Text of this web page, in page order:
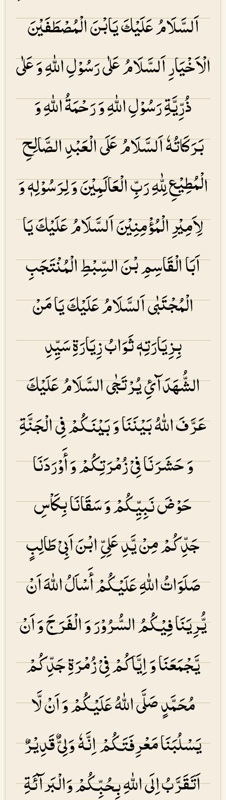
اَلسَّلَامُ عَلَیْكَ یَابْنَ الْمُصْطَفَیْنَ
الْاَخْیَارِ اَلسَّلَامُ عَلٰی رَسُوْلِ اللهِ وَ عَلٰی
ذُرِّیَّۃِ رَسُوْلِ اللهِ وَ رَحْمَۃُ اللهِ وَ
بَرَكَاتُهٗ اَلسَّلَامُ عَلَی الْعَبْدِ الصَّالِحِ
الْمُطِیْعِ لِلّٰهِ رَبِّ الْعَالَمِیْنَ وَ لِرَسُوْلِهٖ وَ
لِاَمِیْرِ الْمُؤْمِنِیْنَ اَلسَّلَامُ عَلَیْكَ یَا
اَبَا الْقَاسِمِ بْنَ السِّبْطِ الْمُنْتَجَبِ
الْمُجْتَبٰی اَلسَّلَامُ عَلَیْكَ یَا مَنْ
بِزِیَارَتِهٖ ثَوَابُ زِیَارَۃِ سَیِّدِ
الشُّهَدَآئِ یُرْتَجٰی السَّلَامُ عَلَیْكَ
عَرَّفَ اللهُ بَیْنَنَا وَ بَیْنَكُمْ فِی الْجَنَّۃِ
وَ حَشَرَنَا فِیْ زُمْرَتِكُمْ وَ أَوْرَدَنَا
حَوْضَ نَبِیِّكُمْ وَ سَقَانَا بِكَاْسِ
جَدِّكُمْ مِنْ یَّدِ عَلِیِّ ابْنَ اَبِیْ طَالِبٍ
صَلَوَاتُ اللهِ عَلَیْكُمْ أَسْاَلُ اللهَ اَنْ
یُّرِیَنَا فِیْكُمُ السُّرُوْرَ وَ الْفَرَجَ وَ اَنْ
یَّجْمَعَنَا وَ اِیَّاكُمْ فِیْ زُمْرَۃِ جَدِّكُمْ
مُحَمَّدٍ صَلَّی اللهُ عَلَیْكُمْ وَ اَنْ لَّا
یَسْلُبَنَا مَعْرِفَتَكُمْ اِنَّهٗ وَلِیٌّ قَدِیْرٌ
اَتَقَرَّبُ اِلَی اللهِ بِحُبِّكُمْ وَالْبَرآئَۃِ